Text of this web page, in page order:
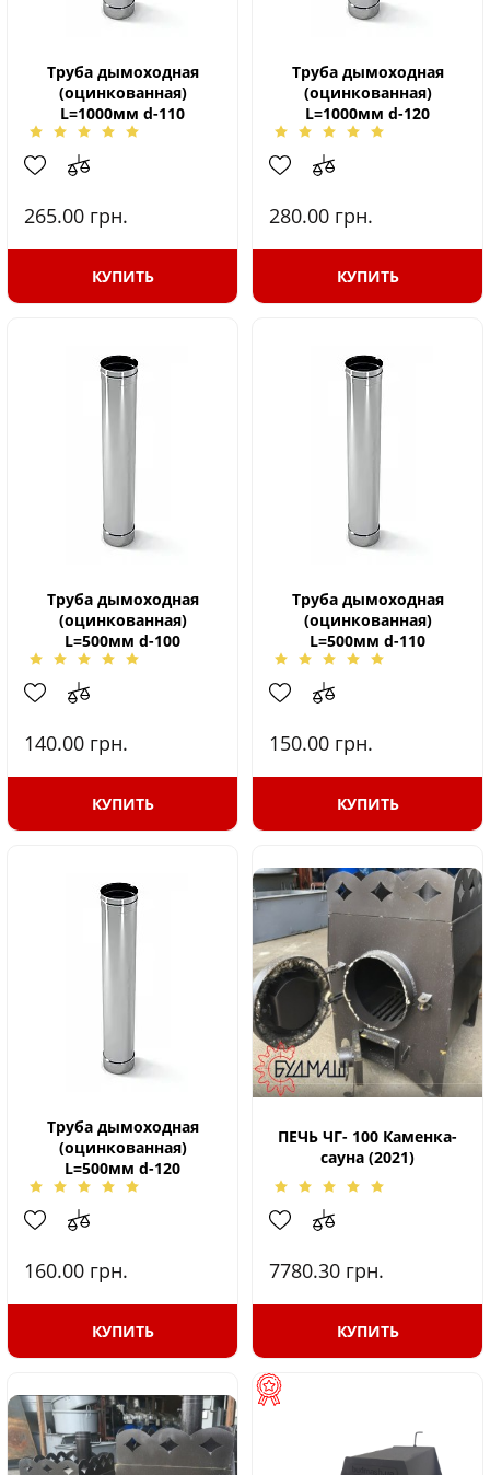
Труба дымоходная
(оцинкованная)
L=1000мм d-110
265.00 грн.
КУПИТЬ
Труба дымоходная
(оцинкованная)
L=1000мм d-120
280.00 грн.
КУПИТЬ
Труба дымоходная
(оцинкованная)
L=500мм d-100
140.00 грн.
КУПИТЬ
Труба дымоходная
(оцинкованная)
L=500мм d-110
150.00 грн.
КУПИТЬ
Труба дымоходная
(оцинкованная)
L=500мм d-120
160.00 грн.
КУПИТЬ
ПЕЧЬ ЧГ- 100 Каменка-
сауна (2021)
7780.30 грн.
КУПИТЬ